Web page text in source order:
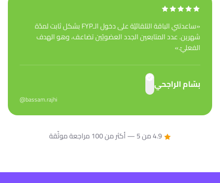
«
ساعدتني الباقة التلقائيّة على دخول الـFYP بشكل ثابت لمدّة
شهرين. عدد المتابعين الجدد العضويّين تضاعف، وهو الهدف
الفعليّ.»
بسّام الراجحي
@bassam.rajhi
4.9 من 5 — أكثر من 100 مراجعة موثّقة